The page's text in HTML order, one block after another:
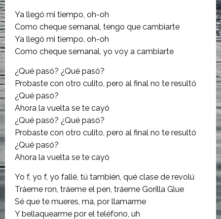
Ya llegó mi tiempo, oh-oh
Como cheque semanal, tengo que cambiarte
Ya llegó mi tiempo, oh-oh
Como cheque semanal, yo voy a cambiarte
¿Qué pasó? ¿Qué pasó?
Probaste con otro culito, pero al final no te resultó
¿Qué pasó?
Ahora la vuelta se te cayó
¿Qué pasó? ¿Qué pasó?
Probaste con otro culito, pero al final no te resultó
¿Qué pasó?
Ahora la vuelta se te cayó
Yo f, yo f, yo fallé, tú también, qué clase de revolú
Tráeme ron, tráeme el pen, tráeme Gorilla Glue
Sé que te mueres, ma, por llamarme
Y bellaquearme por el teléfono, uh